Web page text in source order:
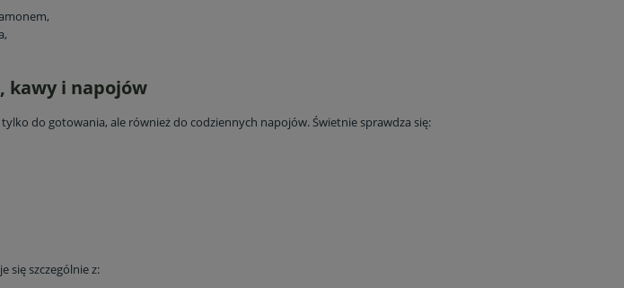
kawy i napojów
do gotowania, ale również do codziennych napojów. Świetnie sprawdza się:
się szczególnie z: